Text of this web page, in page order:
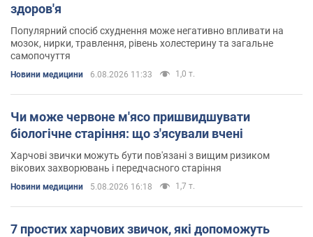
здоров'я
Популярний спосіб схуднення може негативно впливати на
мозок, нирки, травлення, рівень холестерину та загальне
самопочуття
Новини медицини 6.08.2026 11:33 1,0 т.
Чи може червоне м'ясо пришвидшувати
біологічне старіння: що з'ясували вчені
Харчові звички можуть бути пов'язані з вищим ризиком
вікових захворювань і передчасного старіння
Новини медицини 5.08.2026 16:18 1,7 т.
7 простих харчових звичок, які допоможуть